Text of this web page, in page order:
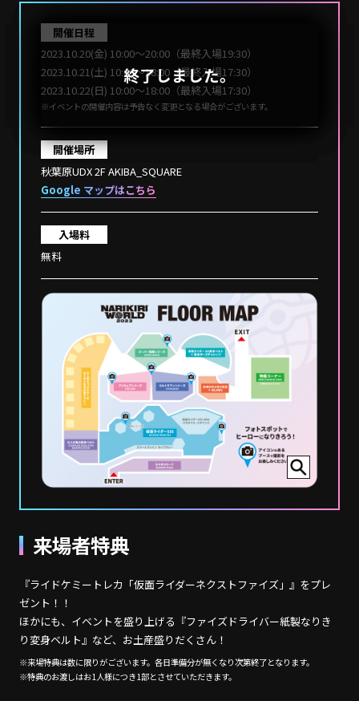
終了しました。
開催日程
2023.10.20(金) 10:00～20:00（最終入場19:30）
2023.10.21(土) 10:00～18:00（最終入場17:30）
2023.10.22(日) 10:00～18:00（最終入場17:30）
※イベントの開催内容は予告なく変更となる場合がございます。
開催場所
秋葉原UDX 2F AKIBA_SQUARE
Google マップはこちら
入場料
無料
来場者特典
『ライドケミートレカ「仮面ライダーネクストファイズ」』をプレ
ゼント！！
ほかにも、イベントを盛り上げる『ファイズドライバー紙製なりき
り変身ベルト』など、お土産盛りだくさん！
※来場特典は数に限りがございます。各日準備分が無くなり次第終了となります。
※特典のお渡しはお1人様につき1部とさせていただきます。